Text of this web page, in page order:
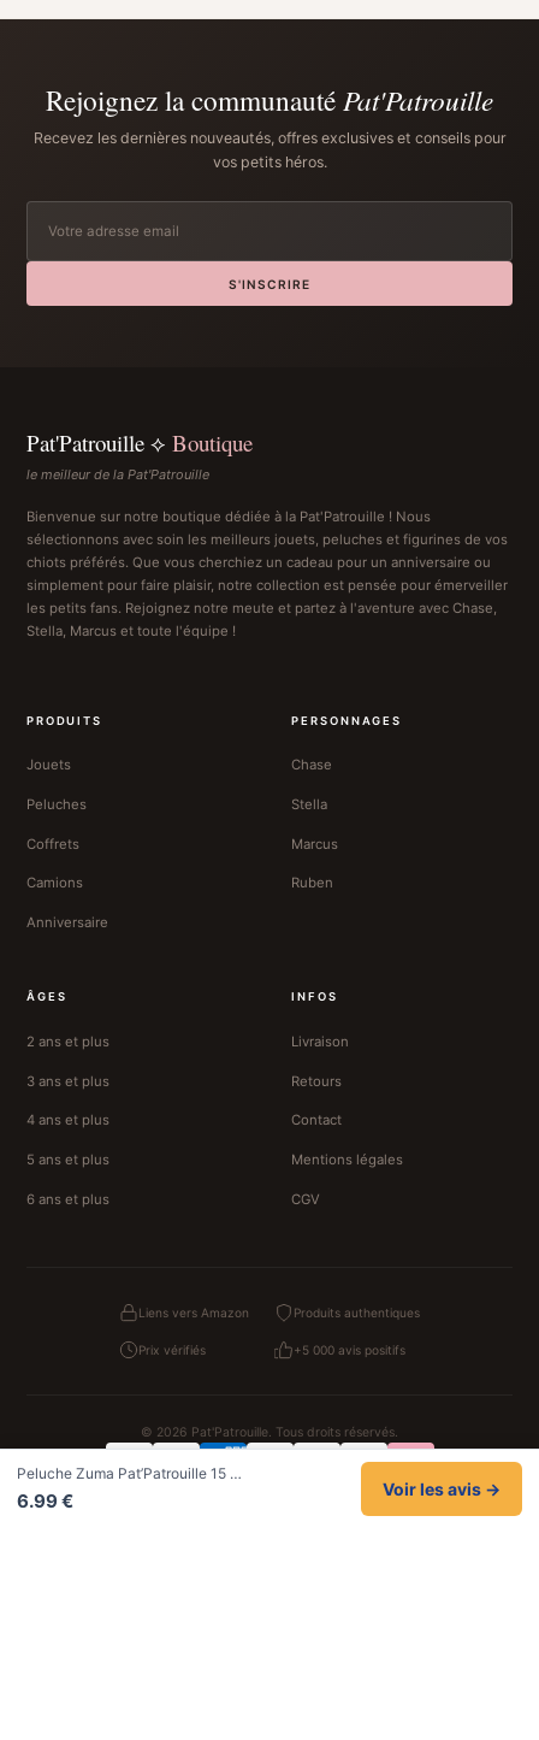
Rejoignez la communauté Pat'Patrouille
Recevez les dernières nouveautés, offres exclusives et conseils pour
vos petits héros.
S'INSCRIRE
Pat'Patrouille ⟡ Boutique
le meilleur de la Pat'Patrouille
Bienvenue sur notre boutique dédiée à la Pat'Patrouille ! Nous
sélectionnons avec soin les meilleurs jouets, peluches et figurines de vos
chiots préférés. Que vous cherchiez un cadeau pour un anniversaire ou
simplement pour faire plaisir, notre collection est pensée pour émerveiller
les petits fans. Rejoignez notre meute et partez à l'aventure avec Chase,
Stella, Marcus et toute l'équipe !
PRODUITS
Jouets
Peluches
Coffrets
Camions
Anniversaire
PERSONNAGES
Chase
Stella
Marcus
Ruben
ÂGES
2 ans et plus
3 ans et plus
4 ans et plus
5 ans et plus
6 ans et plus
INFOS
Livraison
Retours
Contact
Mentions légales
CGV
Liens vers Amazon Produits authentiques
Prix vérifiés +5 000 avis positifs
© 2026 Pat'Patrouille. Tous droits réservés.
Confidentialité CGV Mentions légales
Peluche Zuma Pat’Patrouille 15 …
6.99 €
Voir les avis →